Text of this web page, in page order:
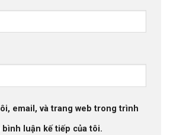
email, và trang web trong trình
luận kế tiếp của tôi.